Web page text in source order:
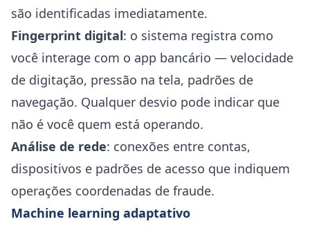
são identificadas imediatamente.
Fingerprint digital: o sistema registra como
você interage com o app bancário — velocidade
de digitação, pressão na tela, padrões de
navegação. Qualquer desvio pode indicar que
não é você quem está operando.
Análise de rede: conexões entre contas,
dispositivos e padrões de acesso que indiquem
operações coordenadas de fraude.
Machine learning adaptativo